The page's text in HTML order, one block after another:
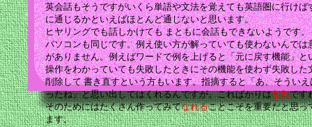
英会話もそうですがいくら単語や文法を覚えても英語圏に行けば
に通じるかといえばほとんど通じないと思います。
ヒヤリングでも話しかけても まともに会話もできないようです。
パソコンも同じです。例え使い方が解っていても使わないんでは
がありません。例えばワードで例を上げると「元に戻す機能」と
操作をわかっていても失敗したときにその機能を使わず失敗した
削除して 書き直すという方もいます。指摘すると「あ、そういえ
ったね」と思い出してはくれるんですが。こればかりはなれです
そのためにはたくさん作ってみてなれることこそを重要だと思っ
ます。